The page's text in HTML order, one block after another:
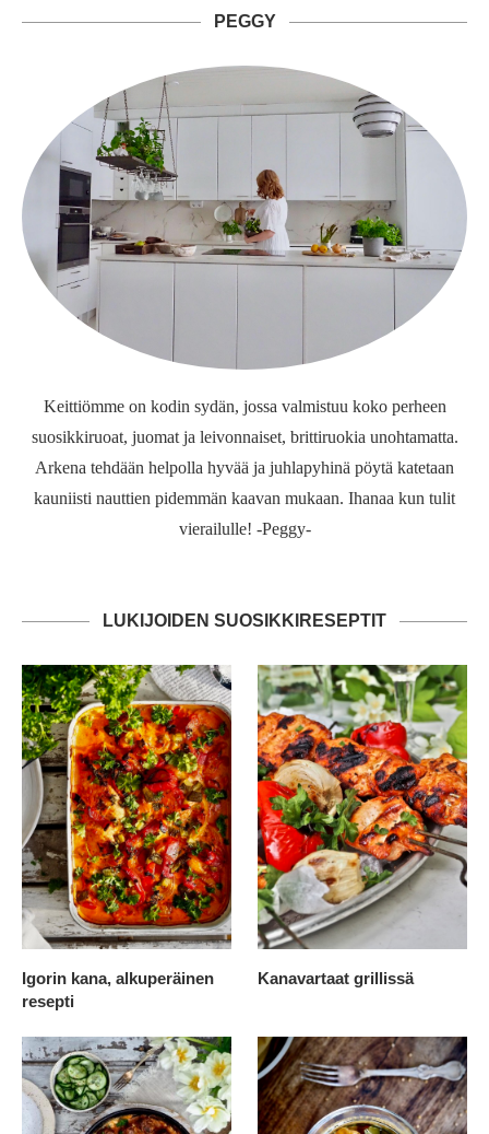
PEGGY
Keittiömme on kodin sydän, jossa valmistuu koko perheen
suosikkiruoat, juomat ja leivonnaiset, brittiruokia unohtamatta.
Arkena tehdään helpolla hyvää ja juhlapyhinä pöytä katetaan
kauniisti nauttien pidemmän kaavan mukaan. Ihanaa kun tulit
vierailulle! -Peggy-
LUKIJOIDEN SUOSIKKIRESEPTIT
Igorin kana, alkuperäinen
resepti
Kanavartaat grillissä